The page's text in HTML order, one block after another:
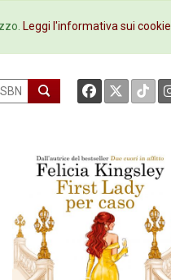
Contatti
Leggi l'informativa sui cookie